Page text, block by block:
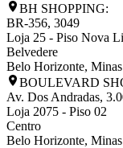
BH SHOPPING:
BR-356, 3049
Loja 25 - Piso Nova
Belvedere
Belo Horizonte,
BOULEVARD
Av. Dos Andradas,
Loja 2075 - Piso 02
Centro
Belo Horizonte,